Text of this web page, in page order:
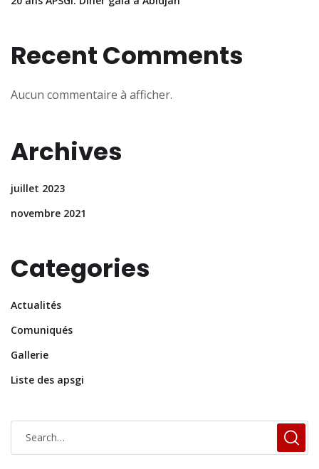
Recent Comments
Aucun commentaire à afficher.
Archives
juillet 2023
novembre 2021
Categories
Actualités
Comuniqués
Gallerie
Liste des apsgi